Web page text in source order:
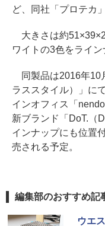
ど、同社「プロテカ
大きさは約
ワイトの3色をライン
同製品は2016年10
ラススタイル）」に
インオフィス「
新ブランド「DoT.（
インナップにも位置
売される予定。
編集部のおすすめ記
ウエ